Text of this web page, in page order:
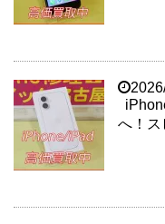
へ！ス